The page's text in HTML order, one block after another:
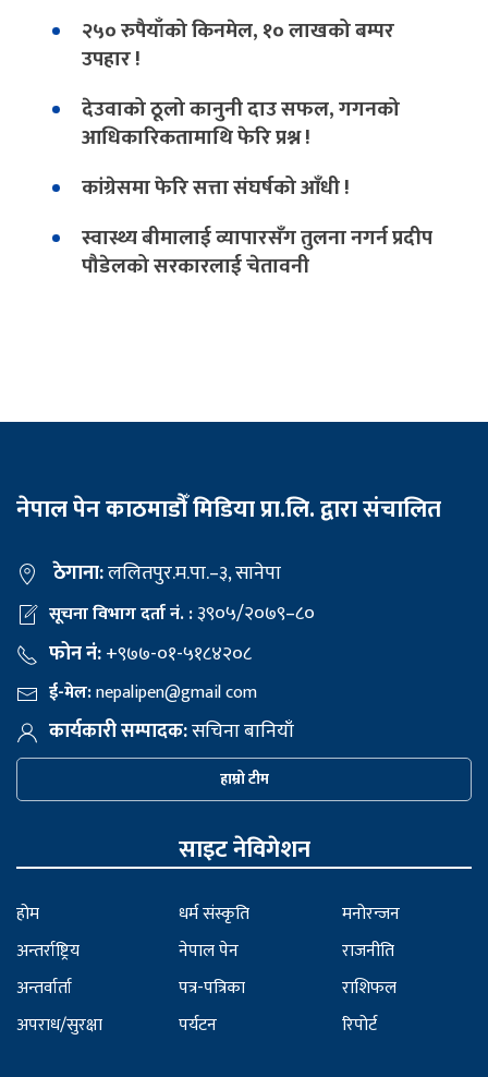
२५० रुपैयाँको किनमेल, १० लाखको बम्पर
उपहार !
देउवाको ठूलो कानुनी दाउ सफल, गगनको
आधिकारिकतामाथि फेरि प्रश्न !
कांग्रेसमा फेरि सत्ता संघर्षको आँधी !
स्वास्थ्य बीमालाई व्यापारसँग तुलना नगर्न प्रदीप
पौडेलको सरकारलाई चेतावनी
नेपाल पेन काठमाडौँ मिडिया प्रा.लि. द्वारा संचालित
ठेगाना:ललितपुर.म.पा.–३, सानेपा
सूचना विभाग दर्ता नं. :३९०५/२०७९–८०
फोन नं:+९७७-०१-५१८४२०८
ई-मेल:nepalipen@gmail com
कार्यकारी सम्पादक:सचिना बानियाँ
हाम्रो टीम
साइट नेविगेशन
होम
अन्तर्राष्ट्रिय
अन्तर्वार्ता
अपराध/सुरक्षा
धर्म संस्कृति
नेपाल पेन
पत्र-पत्रिका
पर्यटन
मनोरन्जन
राजनीति
राशिफल
रिपोर्ट